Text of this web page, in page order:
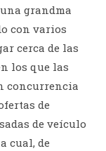
grandma
con varios
cerca de las
los que las
concurrencia
de
de veículo
cual, de